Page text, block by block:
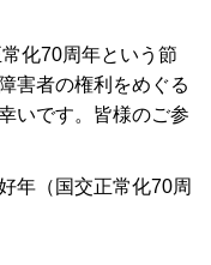
化70周年という節
害者の権利をめぐる
いです。皆様のご参
年（国交正常化70周